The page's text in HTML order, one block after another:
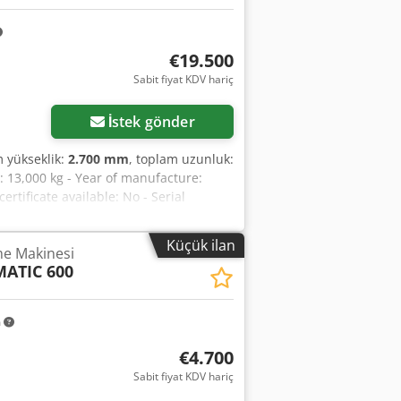
€19.500
Sabit fiyat KDV hariç
İstek gönder
yükseklik: 2.700 mm, toplam uzunluk:
kg - Year of manufacture:
available: No - Serial
Aey Uv U Hon Iok -
- Number of axes [pcs.]: 5 -
800 - C-axis rotation [°]: 360 - Table
spindle speed [rpm]: 18,000 -
- └ Tool magazine [pcs.]: 30
Transport weight [kg]: 13,000 kg -
price is exclusive of VAT
and trade-in available at any time
Küçük ilan
Makinesi
600
€4.700
Sabit fiyat KDV hariç